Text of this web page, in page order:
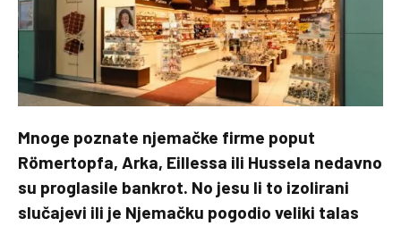
Mnoge poznate njemačke firme poput
Römertopfa, Arka, Eillessa ili Hussela nedavno
su proglasile bankrot. No jesu li to izolirani
slučajevi ili je Njemačku pogodio veliki talas